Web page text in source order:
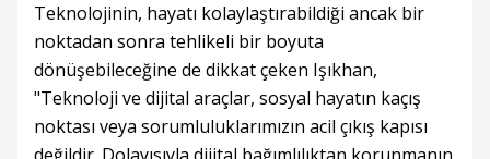
Teknolojinin, hayatı kolaylaştırabildiği ancak bir
noktadan sonra tehlikeli bir boyuta
dönüşebileceğine de dikkat çeken Işıkhan,
"Teknoloji ve dijital araçlar, sosyal hayatın kaçış
noktası veya sorumluluklarımızın acil çıkış kapısı